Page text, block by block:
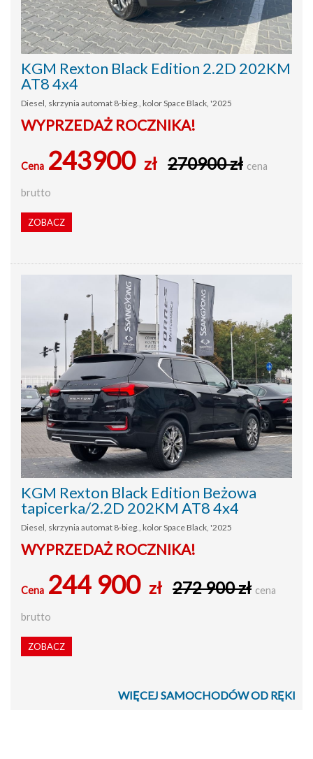
KGM Rexton Black Edition 2.2D 202KM
AT8 4x4
Diesel, skrzynia automat 8-bieg., kolor Space Black, '2025
WYPRZEDAŻ ROCZNIKA!
Cena 243900 zł 270900 zł cena
brutto
ZOBACZ
KGM Rexton Black Edition Beżowa
tapicerka/2.2D 202KM AT8 4x4
Diesel, skrzynia automat 8-bieg., kolor Space Black, '2025
WYPRZEDAŻ ROCZNIKA!
Cena 244 900 zł 272 900 zł cena
brutto
ZOBACZ
WIĘCEJ SAMOCHODÓW OD RĘKI